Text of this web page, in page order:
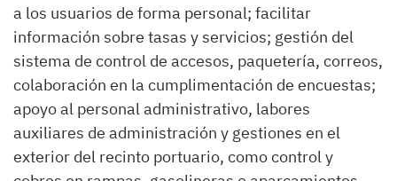
a los usuarios de forma personal; facilitar
información sobre tasas y servicios; gestión del
sistema de control de accesos, paquetería, correos,
colaboración en la cumplimentación de encuestas;
apoyo al personal administrativo, labores
auxiliares de administración y gestiones en el
exterior del recinto portuario, como control y